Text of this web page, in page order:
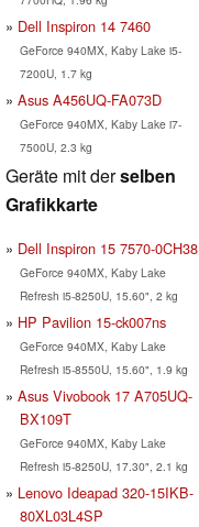
Dell Inspiron 14 7460
GeForce 940MX, Kaby Lake i5-
7200U, 1.7 kg
Asus A456UQ-FA073D
GeForce 940MX, Kaby Lake i7-
7500U, 2.3 kg
Geräte mit derselben
Grafikkarte
Dell Inspiron 15 7570-0CH38
GeForce 940MX, Kaby Lake
Refresh i5-8250U, 15.60", 2 kg
HP Pavilion 15-ck007ns
GeForce 940MX, Kaby Lake
Refresh i5-8550U, 15.60", 1.9 kg
Asus Vivobook 17 A705UQ-
BX109T
GeForce 940MX, Kaby Lake
Refresh i5-8250U, 17.30", 2.1 kg
Lenovo Ideapad 320-15IKB-
80XL03L4SP